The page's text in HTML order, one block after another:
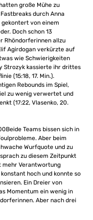
große Mühe zu
durch Anna
gekontert von einem
Doch schon 13
Rhöndorferinnen allzu
Agirdogan verkürzte auf
wie Schwierigkeiten
Strozyk kassierte ihr drittes
(15:18, 17. Min.).
Rebounds im Spiel,
zu wenig verwertet und
(17:22, Vlasenko, 20.
Beide Teams bissen sich in
Aber beim
Wurfquote und zu
zu diesem Zeitpunkt
mehr Verantwortung
hoch und konnte so
Ein Dreier von
Momentum ein wenig in
Aber nach drei